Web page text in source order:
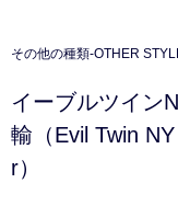
その他の種類-OTHER
イーブルツイ
輸（Evil Twin
r）